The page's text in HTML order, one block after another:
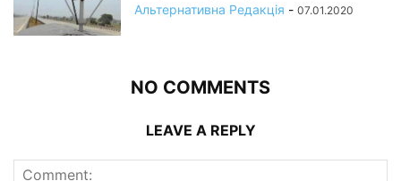
Альтернативна Редакція - 07.01.2020
NO COMMENTS
LEAVE A REPLY